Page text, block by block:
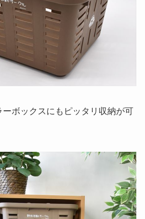
ボックスにもピッタリ収納が可